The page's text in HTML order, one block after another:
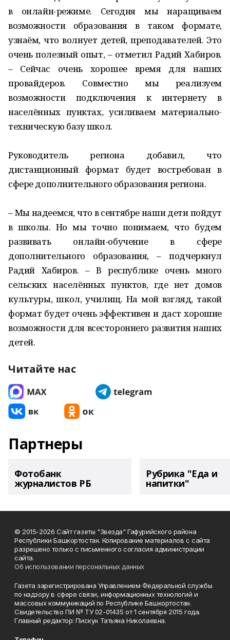
в онлайн-режиме. Сегодня мы наращиваем
возможности образования в таком формате,
узнаём, что волнует детей, преподавателей. Это
очень полезный опыт, – отметил Радий Хабиров.
– Сейчас очень хорошее время для наших
провайдеров. Совместно мы реализуем
возможности подключения к интернету в
населённых пунктах, усиливаем материально-
техническую базу школ.
Руководитель региона добавил, что
дистанционный формат будет востребован в
сфере дополнительного образования региона.
– Мы надеемся, что в сентябре наши дети пойдут
в школы. Но мы точно понимаем, что будем
развивать онлайн-обучение в сфере
дополнительного образования, – подчеркнул
Радий Хабиров. – В республике очень много
сельских населённых пунктов, где нет домов
культуры, школ, училищ. На мой взгляд, такой
формат будет очень эффективен и даст хорошие
возможности для всестороннего развития наших
детей.
Читайте нас
Партнеры
Фотобанк
журналистов РБ
Рубрика "Еда и
напитки"
© 2015-2026 Сайт газеты "Звезда" Гафурийского района
Республики Башкортостан. Копирование материалов с сайта
разрешено только с письменного согласия администрации
сайта.
Об использовании персональных данных
Газета зарегистрирована Управлением Федеральной службы
по надзору в сфере связи, информационных технологий и
массовых коммуникаций по Республике Башкортостан.
Свидетельство ПИ № ТУ 02-01435 от 1 сентября 2015 года.
Главный редактор: Пискун Татьяна Николаевна.